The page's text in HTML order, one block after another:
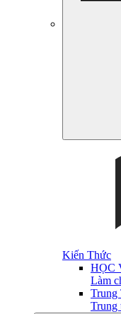
Kiến Thức
HỌC
Làm
Trung
Trung